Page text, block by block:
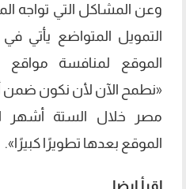
وعن المشاكل التي تواجه
التمويل المتواضع يأتي
الموقع لمنافسة مواقع
مصر خلال الستة أشهر
الموقع بعدها تطويرًا كبيرًا».
إقرأ ايضا